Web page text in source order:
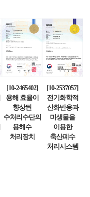
[10-2465402]
용해 효율이
향상된
수처리수단의
용해수
처리장치
[10-2537057]
전기화학적
산화반응과
미생물을
이용한
축산폐수
처리시스템